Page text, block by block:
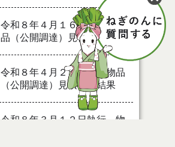
令和８年４月１６日執行 物
品（公開調達）見積徴取結果
令和８年４月２日執行 物品
（公開調達）見積徴取結果
令和８年３月１２日執行 物